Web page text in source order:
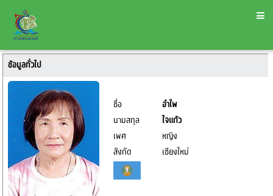
ข้อมูลทั่วไป
ชื่อ
อำไพ
นามสกุล
ใจแก้ว
เพศ
หญิง
สังกัด
เชียงใหม่